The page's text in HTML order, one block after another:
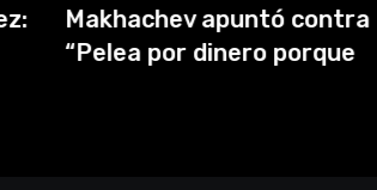
apuntó contra McGregor:
dinero porque